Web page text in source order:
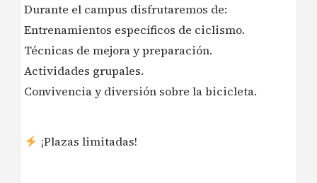
Durante el campus disfrutaremos de:
Entrenamientos específicos de ciclismo.
Técnicas de mejora y preparación.
Actividades grupales.
Convivencia y diversión sobre la bicicleta.
¡Plazas limitadas!